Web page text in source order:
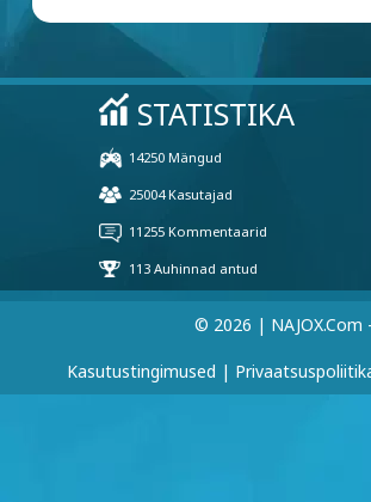
© 2026 | NAJOX.com
Kasutustingimused |